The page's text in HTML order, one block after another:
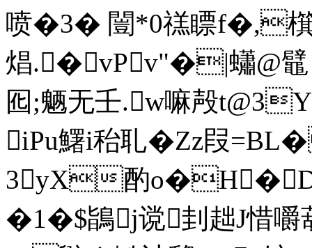
喷�3� 闓*0禚瞟f�,檱
焻.�vPv"�|蠨@
囮;魉无壬.w嘛殸
iPu鱰i秮耴� Zz叚
3yX酌o�H�D傜
�1�$鴲j谠刲趉J惜